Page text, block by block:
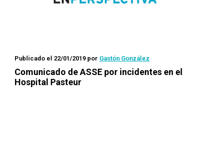
Publicado el 22/01/2019 por Gastón González
Comunicado de ASSE por incidentes en el
Hospital Pasteur